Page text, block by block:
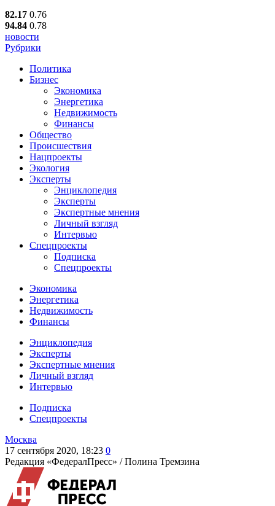
82.17 0.76
94.84 0.78
новости
Рубрики
Политика
Бизнес
Экономика
Энергетика
Недвижимость
Финансы
Общество
Происшествия
Нацпроекты
Экология
Эксперты
Энциклопедия
Эксперты
Экспертные мнения
Личный взгляд
Интервью
Спецпроекты
Подписка
Спецпроекты
Экономика
Энергетика
Недвижимость
Финансы
Энциклопедия
Эксперты
Экспертные мнения
Личный взгляд
Интервью
Подписка
Спецпроекты
Москва
17 сентября 2020, 18:23 0
Редакция «ФедералПресс» /Полина Тремзина